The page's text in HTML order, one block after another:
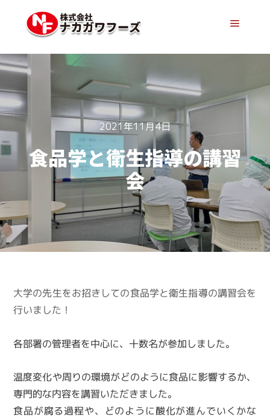
2021年11月4日
食品学と衛生指導の講習
会
大学の先生をお招きしての食品学と衛生指導の講習会を
行いました！
各部署の管理者を中心に、十数名が参加しました。
温度変化や周りの環境がどのように食品に影響するか、
専門的な内容を講習いただきました。
食品が腐る過程や、どのように酸化が進んでいくかな